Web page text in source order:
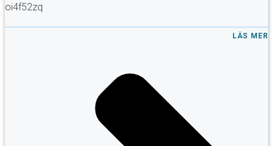
oi4f52zq
LÄS MER